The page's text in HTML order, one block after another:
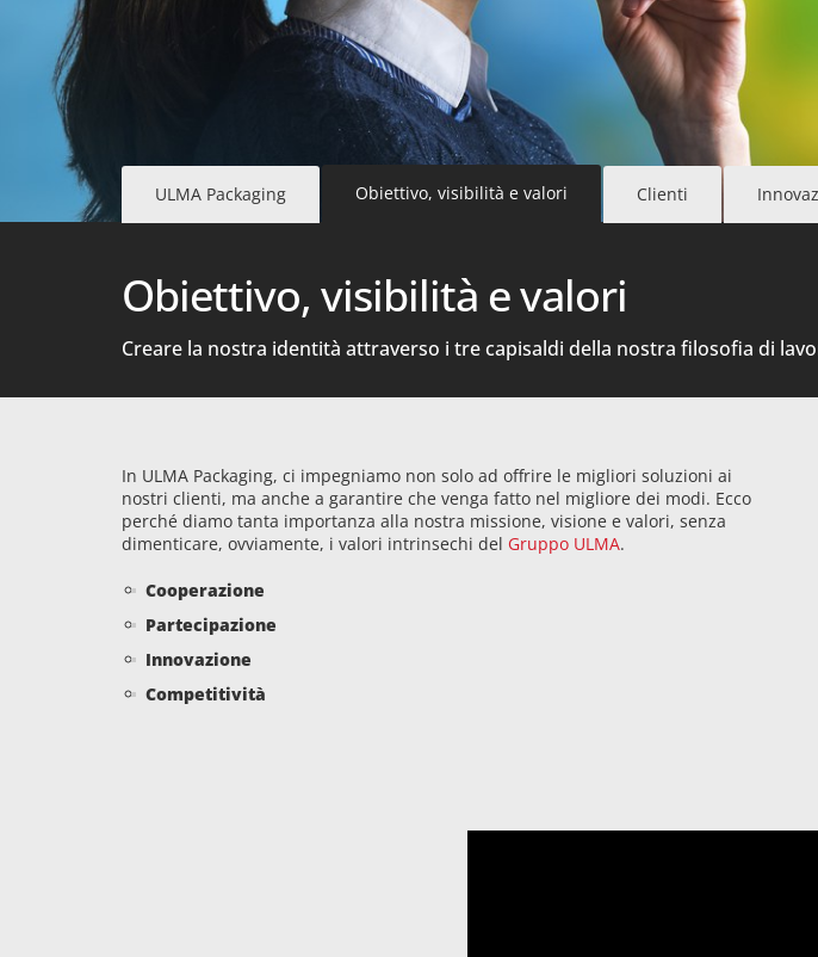
ULMA Packaging Obiettivo, visibilità e valori Clienti
Obiettivo, visibilità e valori
Creare la nostra identità attraverso i tre capisaldi della nostra filosofia di
In ULMA Packaging, ci impegniamo non solo ad offrire le migliori soluzioni ai
nostri clienti, ma anche a garantire che venga fatto nel migliore dei modi. Ecco
perché diamo tanta importanza alla nostra missione, visione e valori, senza
dimenticare, ovviamente, i valori intrinsechi del Gruppo ULMA.
Cooperazione
Partecipazione
Innovazione
Competitività